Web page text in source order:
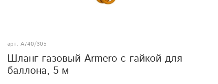
арт. A740/305
Шланг газовый Armero с гайкой для
баллона, 5 м